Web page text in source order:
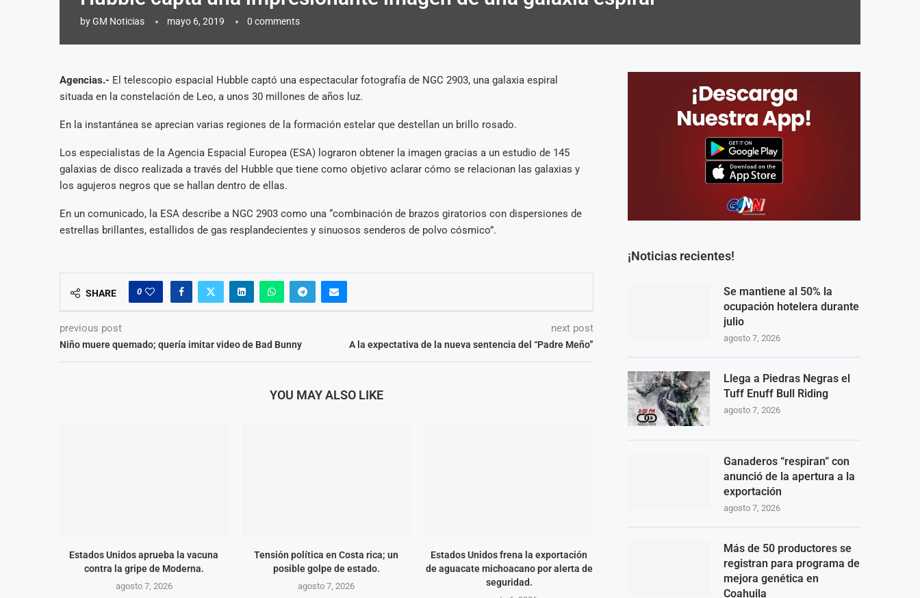
byGM Noticias mayo 6, 2019 0 comments
Agencias.- El telescopio espacial Hubble captó una espectacular fotografía de NGC 2903, una galaxia espiral
situada en la constelación de Leo, a unos 30 millones de años luz.
En la instantánea se aprecian varias regiones de la formación estelar que destellan un brillo rosado.
Los especialistas de la Agencia Espacial Europea (ESA) lograron obtener la imagen gracias a un estudio de 145
galaxias de disco realizada a través del Hubble que tiene como objetivo aclarar cómo se relacionan las galaxias y
los agujeros negros que se hallan dentro de ellas.
En un comunicado, la ESA describe a NGC 2903 como una “combinación de brazos giratorios con dispersiones de
estrellas brillantes, estallidos de gas resplandecientes y sinuosos senderos de polvo cósmico”.
SHARE 0
previous post
Niño muere quemado; quería imitar video de Bad Bunny
next post
A la expectativa de la nueva sentencia del “Padre Meño”
YOU MAY ALSO LIKE
Estados Unidos aprueba la vacuna
contra la gripe de Moderna.
agosto 7, 2026
Tensión política en Costa rica; un
posible golpe de estado.
agosto 7, 2026
Estados Unidos frena la exportación
de aguacate michoacano por alerta de
seguridad.
¡Noticias recientes!
Se mantiene al 50% la
ocupación hotelera durante
julio
agosto 7, 2026
Llega a Piedras Negras el
Tuff Enuff Bull Riding
agosto 7, 2026
Ganaderos “respiran” con
anunció de la apertura a la
exportación
agosto 7, 2026
Más de 50 productores se
registran para programa de
mejora genética en
Coahuila